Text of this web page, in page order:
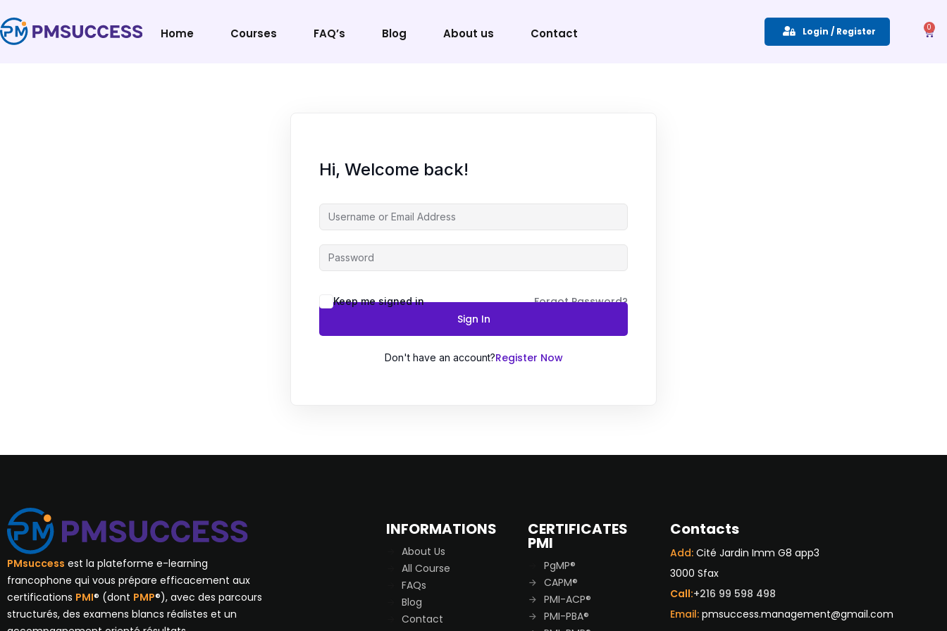
Home Courses FAQ’s Blog About us Contact Login / Register 0
Hi, Welcome back!
Keep me signed in
Forgot Password?
Sign In
Don't have an account?Register Now
PMsuccess est la plateforme e-learning
francophone qui vous prépare efficacement aux
certifications PMI® (dont PMP®), avec des parcours
structurés, des examens blancs réalistes et un
INFORMATIONS
About Us
All Course
FAQs
Blog
Contact
CERTIFICATES
PMI
PgMP®
CAPM®
PMI-ACP®
PMI-PBA®
Contacts
Add:Cité Jardin Imm G8 app3
3000 Sfax
Call:+216 99 598 498
Email: pmsuccess.management@gmail.com
Sign in
Don’t have an account?Sign up
Remember me Lost your password?